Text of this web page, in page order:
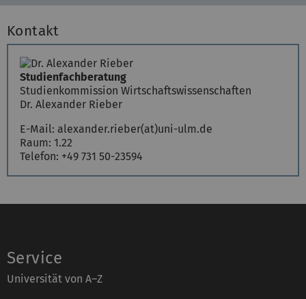
Kontakt
Studienfachberatung
Studienkommission Wirtschaftswissenschaften
Dr. Alexander Rieber
E-Mail: alexander.rieber(at)uni-ulm.de
Raum: 1.22
Telefon: +49 731 50-23594
Service
Universität von A–Z